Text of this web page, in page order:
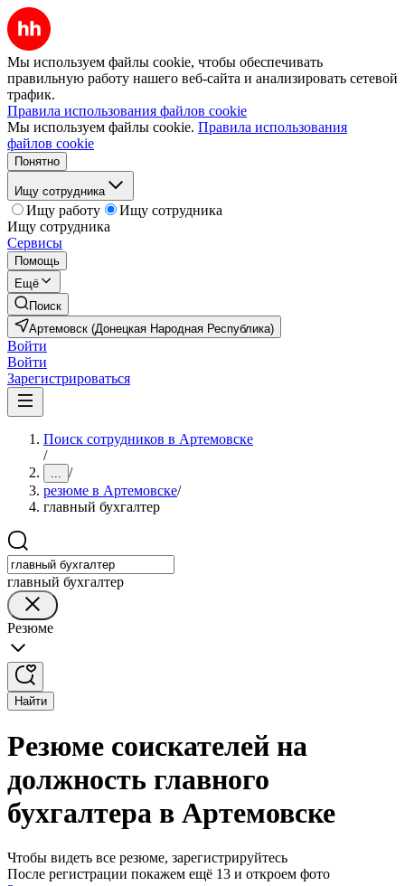
Мы используем файлы cookie, чтобы обеспечивать
правильную работу нашего веб-сайта и анализировать сетевой
трафик.
Правила использования файлов cookie
Мы используем файлы cookie. Правила использования
файлов cookie
Понятно
Ищу сотрудника
Ищу работу
Ищу сотрудника
Ищу сотрудника
Сервисы
Помощь
Ещё
Поиск
Артемовск (Донецкая Народная Республика)
Войти
Войти
Зарегистрироваться
Поиск сотрудников в Артемовске
/
... /
резюме в Артемовске/
главный бухгалтер
главный бухгалтер
Резюме
Найти
Резюме соискателей на
должность главного
бухгалтера в Артемовске
Чтобы видеть все резюме, зарегистрируйтесь
После регистрации покажем ещё 13 и откроем фото